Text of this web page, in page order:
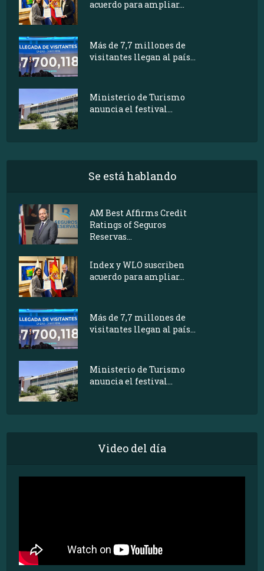
acuerdo para ampliar...
Más de 7,7 millones de
visitantes llegan al país...
Ministerio de Turismo
anuncia el festival...
Se está hablando
AM Best Affirms Credit
Ratings of Seguros
Reservas...
Index y WLO suscriben
acuerdo para ampliar...
Más de 7,7 millones de
visitantes llegan al país...
Ministerio de Turismo
anuncia el festival...
Video del día